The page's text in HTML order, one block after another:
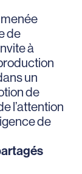
de
à
un
de
l’attention
de